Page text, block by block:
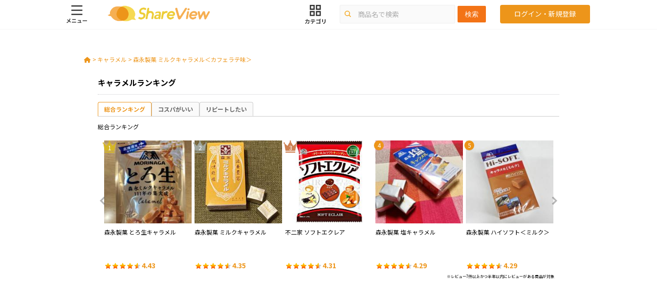
検索 ログイン・新規登録
> キャラメル >森永製菓 ミルクキャラメル＜カフェラテ味＞
キャラメルランキング
総合ランキング コスパがいい リピートしたい
総合ランキング
1
森永製菓 とろ生キャラメル
4.43
2
森永製菓 ミルクキャラメル
4.35
3
不二家 ソフトエクレア
4.31
4
森永製菓 塩キャラメル
4.29
5
森永製菓 ハイソフト＜ミルク＞
4.29
※レビュー7件以上かつ半年以内にレビューがある商品が対象